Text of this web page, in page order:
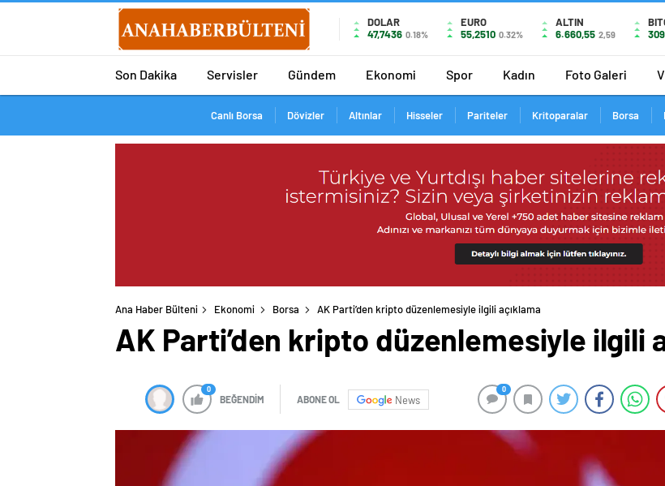
DOLAR
47,7436 0.18%
EURO
55,2510 0.32%
ALTIN
6.660,55 2,59
Son Dakika Servisler Gündem Ekonomi Spor Kadın Foto Galeri
Canlı Borsa Dövizler Altınlar Hisseler Pariteler Kritoparalar Borsa
Ana Haber Bülteni Ekonomi Borsa AK Parti’den kripto düzenlemesiyle ilgili açıklama
AK Parti’den kripto düzenlemesiyle ilgili
0
BEĞENDİM ABONE OL News
0